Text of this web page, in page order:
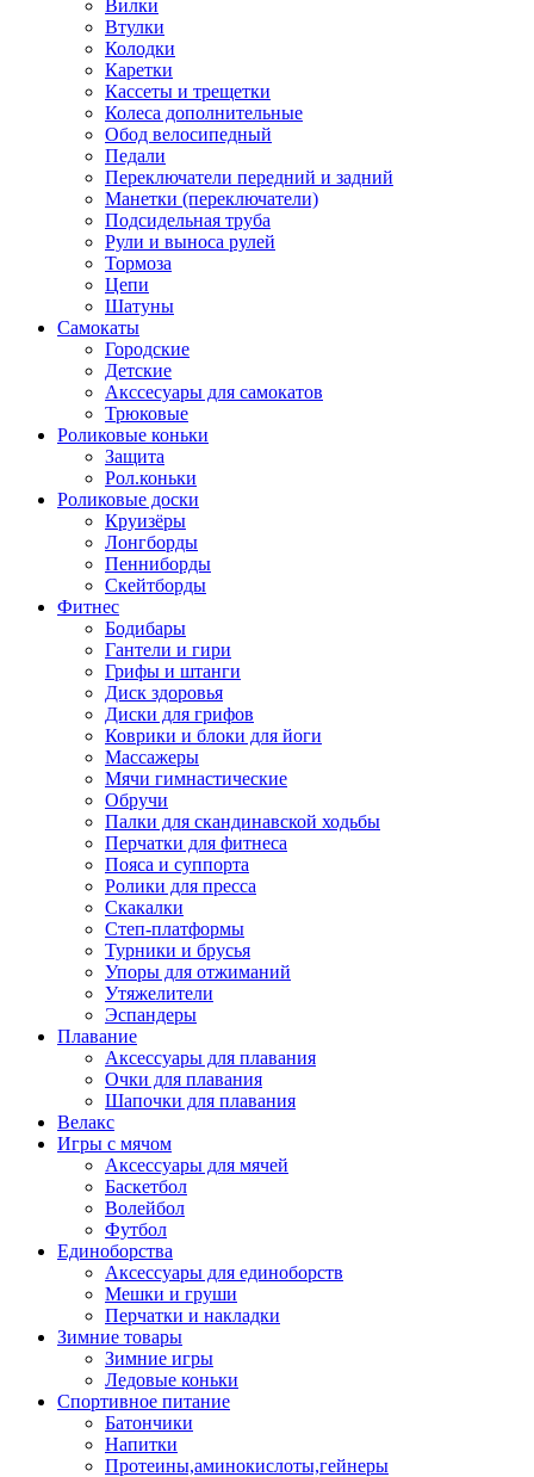
Вилки
Втулки
Колодки
Каретки
Кассеты и трещетки
Колеса дополнительные
Обод велосипедный
Педали
Переключатели передний и задний
Манетки (переключатели)
Подсидельная труба
Рули и выноса рулей
Тормоза
Цепи
Шатуны
Самокаты
Городские
Детские
Акссесуары для самокатов
Трюковые
Роликовые коньки
Защита
Рол.коньки
Роликовые доски
Круизёры
Лонгборды
Пенниборды
Скейтборды
Фитнес
Бодибары
Гантели и гири
Грифы и штанги
Диск здоровья
Диски для грифов
Коврики и блоки для йоги
Массажеры
Мячи гимнастические
Обручи
Палки для скандинавской ходьбы
Перчатки для фитнеса
Пояса и суппорта
Ролики для пресса
Скакалки
Степ-платформы
Турники и брусья
Упоры для отжиманий
Утяжелители
Эспандеры
Плавание
Аксессуары для плавания
Очки для плавания
Шапочки для плавания
Велакс
Игры с мячом
Аксессуары для мячей
Баскетбол
Волейбол
Футбол
Единоборства
Аксессуары для единоборств
Мешки и груши
Перчатки и накладки
Зимние товары
Зимние игры
Ледовые коньки
Спортивное питание
Батончики
Напитки
Протеины,аминокислоты,гейнеры